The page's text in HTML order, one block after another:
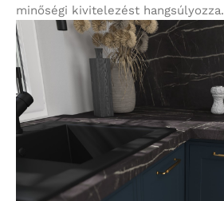
minőségi kivitelezést hangsúlyozza.